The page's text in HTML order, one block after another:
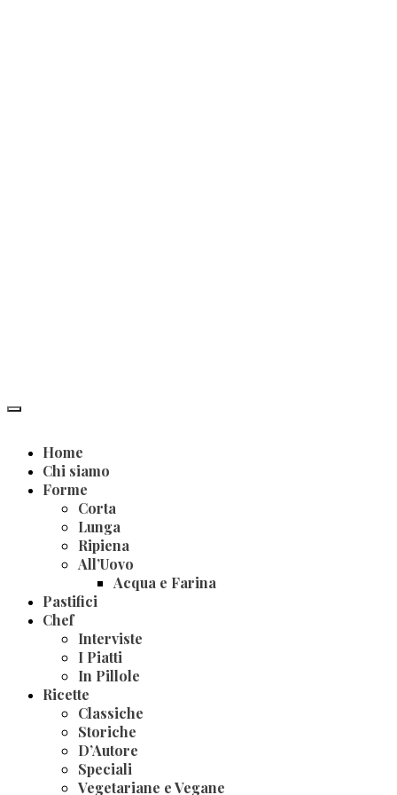
Home
Chi siamo
Forme
Corta
Lunga
Ripiena
All’Uovo
Acqua e Farina
Pastifici
Chef
Interviste
I Piatti
In Pillole
Ricette
Classiche
Storiche
D’Autore
Speciali
Vegetariane e Vegane